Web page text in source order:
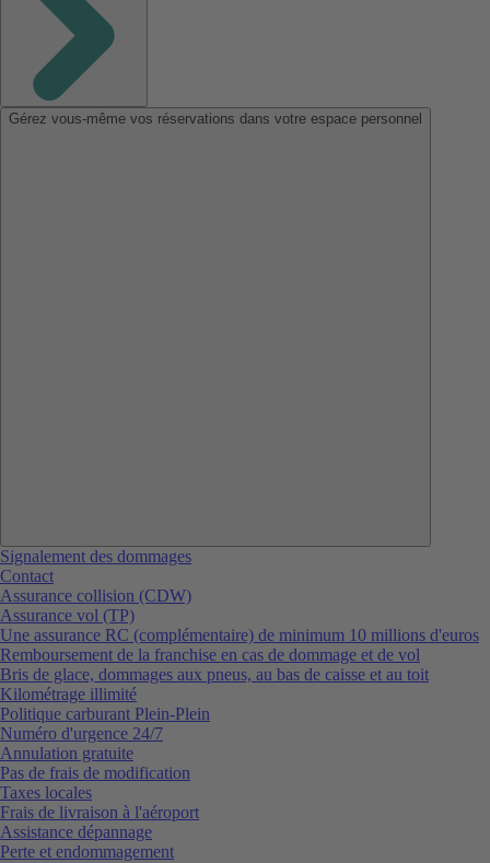
Gérez vous-même vos réservations dans votre espace personnel
Signalement des dommages
Contact
Assurance collision (CDW)
Assurance vol (TP)
Une assurance RC (complémentaire) de minimum 10 millions d'euros
Remboursement de la franchise en cas de dommage et de vol
Bris de glace, dommages aux pneus, au bas de caisse et au toit
Kilométrage illimité
Politique carburant Plein-Plein
Numéro d'urgence 24/7
Annulation gratuite
Pas de frais de modification
Taxes locales
Frais de livraison à l'aéroport
Assistance dépannage
Perte et endommagement